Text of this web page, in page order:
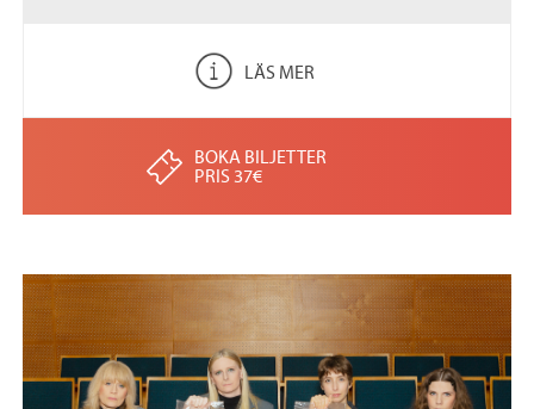
LÄS MER
BOKA BILJETTER
PRIS 37€